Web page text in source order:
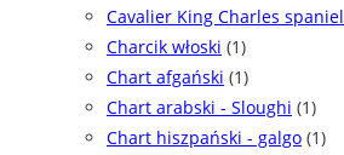
Cavalier King Charles spaniel
Charcik włoski (1)
Chart afgański (1)
Chart arabski - Sloughi (1)
Chart hiszpański - galgo (1)